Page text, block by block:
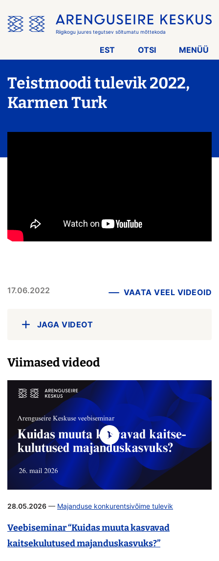
menüü
vahele
Riigikogu juures tegutsev sõltumatu mõttekoda
EST OTSI MENÜÜ
Teistmoodi tulevik 2022,
Karmen Turk
17.06.2022 VAATA VEEL VIDEOID
JAGA VIDEOT
Viimased videod
28.05.2026 — Majanduse konkurentsivõime tulevik
Veebiseminar “Kuidas muuta kasvavad
kaitsekulutused majanduskasvuks?”